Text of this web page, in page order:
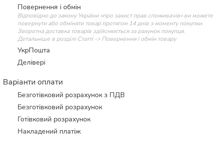
Повернення і обмін
Відповідно до закону України «про захист прав споживачів» ви можете
повернути або обміняти товар протягом 14 днів з моменту покупки.
Зворотна доставка товарів здійснюється за рахунок покупця.
Детальніше в розділі Статті -> Повернення і обмін товару
УкрПошта
Делівері
Варіанти оплати
Безготівковий розрахунок з ПДВ
Безготівковий розрахунок
Готівковий розрахунок
Накладений платіж